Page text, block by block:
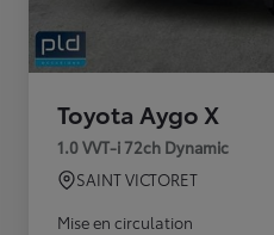
Toyota Aygo X
1.0 VVT-i 72ch Dynamic
SAINT VICTORET
Mise en circulation